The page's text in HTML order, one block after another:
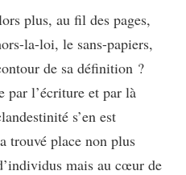
plus, au fil des pages,
la-loi, le sans-papiers,
de sa définition ?
par l’écriture et par là
s’en est
trouvé place non plus
mais au cœur de